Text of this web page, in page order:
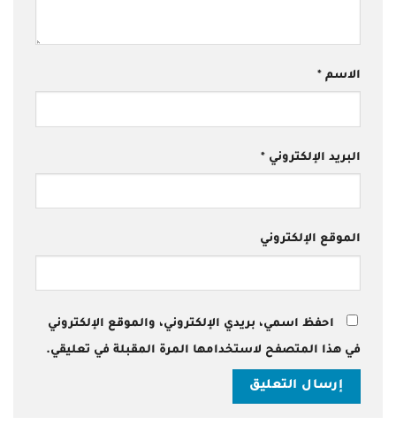
الاسم *
البريد الإلكتروني *
الموقع الإلكتروني
احفظ اسمي، بريدي الإلكتروني، والموقع الإلكتروني
في هذا المتصفح لاستخدامها المرة المقبلة في تعليقي.